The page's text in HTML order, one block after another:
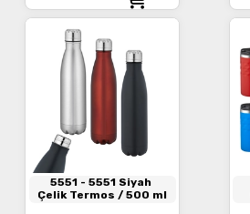
5551 - 5551 Siyah
Çelik Termos / 500 ml